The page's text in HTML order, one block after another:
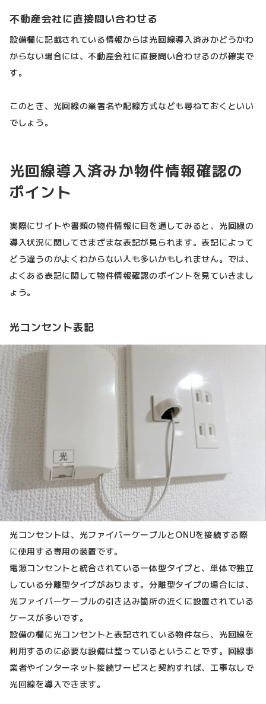
不動産会社に直接問い合わせる
設備欄に記載されている情報からは光回線導入済みかどうかわ
からない場合には、不動産会社に直接問い合わせるのが確実で
す。
このとき、光回線の業者名や配線方式なども尋ねておくといい
でしょう。
光回線導入済みか物件情報確認の
ポイント
実際にサイトや書類の物件情報に目を通してみると、光回線の
導入状況に関してさまざまな表記が見られます。表記によって
どう違うのかよくわからない人も多いかもしれません。では、
よくある表記に関して物件情報確認のポイントを見ていきまし
ょう。
光コンセント表記
光コンセントは、光ファイバーケーブルとONUを接続する際
に使用する専用の装置です。
電源コンセントと統合されている一体型タイプと、単体で独立
している分離型タイプがあります。分離型タイプの場合には、
光ファイバーケーブルの引き込み箇所の近くに設置されている
ケースが多いです。
設備の欄に光コンセントと表記されている物件なら、光回線を
利用するのに必要な設備は整っているということです。回線事
業者やインターネット接続サービスと契約すれば、工事なしで
光回線を導入できます。